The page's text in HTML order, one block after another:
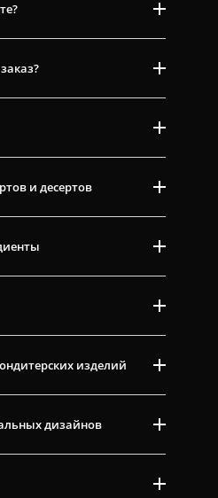
и десертов
изделий
дизайнов